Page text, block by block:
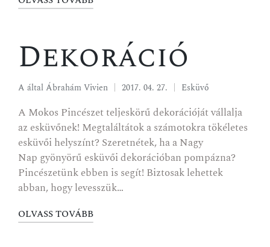
Dekoráció
A általÁbrahám Vivien 2017. 04. 27. Esküvő
A Mokos Pincészet teljeskörű dekorációját vállalja
az esküvőnek! Megtaláltátok a számotokra tökéletes
esküvői helyszínt? Szeretnétek, ha a Nagy
Nap gyönyörű esküvői dekorációban pompázna?
Pincészetünk ebben is segít! Biztosak lehettek
abban, hogy levesszük…
OLVASS TOVÁBB